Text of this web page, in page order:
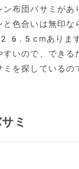
布団バサミがあ
と色合いは無印な
あります
すいので、できる
を探しているの
ミ